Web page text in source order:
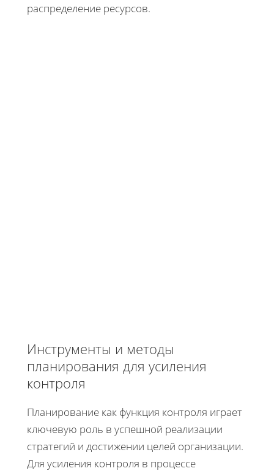
распределение ресурсов.
Инструменты и методы
планирования для усиления
контроля
Планирование как функция контроля играет
ключевую роль в успешной реализации
стратегий и достижении целей организации.
Для усиления контроля в процессе